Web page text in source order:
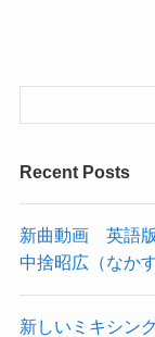
Recent Posts
新曲動画 英語
中捨昭広（なか
新しいミキシン